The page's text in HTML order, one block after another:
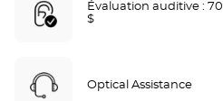
Évaluation auditive : 70
$
Optical Assistance